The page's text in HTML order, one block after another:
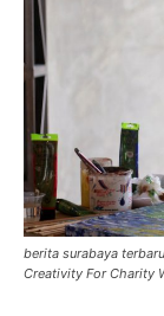
berita surabaya
Creativity For Charity